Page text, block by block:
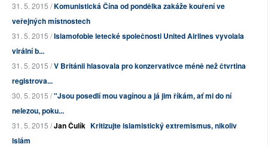
31. 5. 2015 /Komunistická Čína od pondělka zakáže kouření ve
veřejných místnostech
31. 5. 2015 /Islamofobie letecké společnosti United Airlines vyvolala
virální b...
31. 5. 2015 /V Británii hlasovala pro konzervativce méně než čtvrtina
registrova...
30. 5. 2015 /"Jsou posedlí mou vagínou a já jim říkám, ať mi do ní
nelezou, poku...
31. 5. 2015 /Jan Čulík Kritizujte islamistický extremismus, nikoliv
islám